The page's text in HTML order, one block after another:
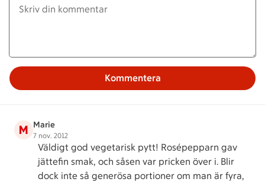
Kommentera
M Marie
7 nov. 2012
Väldigt god vegetarisk pytt! Rosépepparn gav
jättefin smak, och såsen var pricken över i. Blir
dock inte så generösa portioner om man är fyra,